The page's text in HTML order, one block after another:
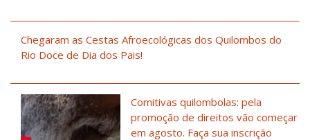
Chegaram as Cestas Afroecológicas dos Quilombos do
Rio Doce de Dia dos Pais!
Comitivas quilombolas: pela
promoção de direitos vão começar
em agosto. Faça sua inscrição